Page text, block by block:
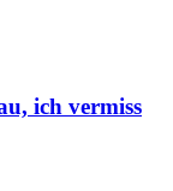
ich vermiss